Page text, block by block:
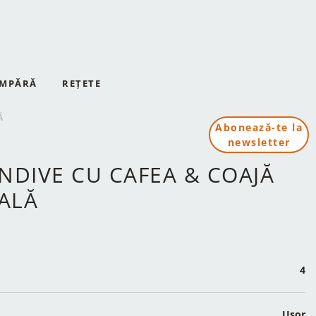
REȚETE
CU CAFEA & COAJĂ
4
Abonează-te la
newsletter